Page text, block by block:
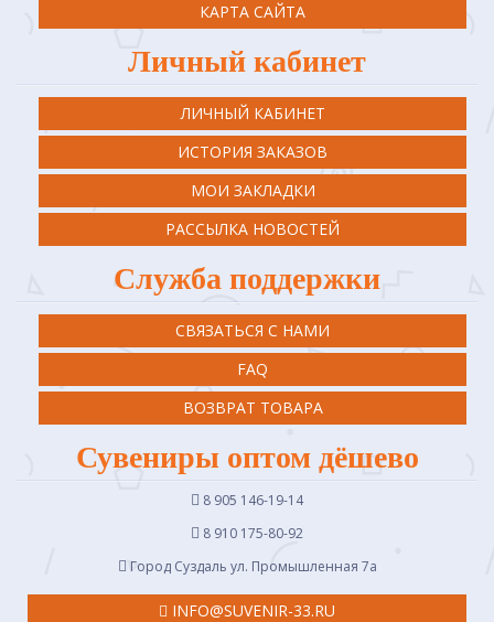
КАРТА САЙТА
Личный кабинет
ЛИЧНЫЙ КАБИНЕТ
ИСТОРИЯ ЗАКАЗОВ
МОИ ЗАКЛАДКИ
РАССЫЛКА НОВОСТЕЙ
Служба поддержки
СВЯЗАТЬСЯ С НАМИ
FAQ
ВОЗВРАТ ТОВАРА
Сувениры оптом дёшево
8 905 146-19-14
8 910 175-80-92
Город Суздаль ул. Промышленная 7a
INFO@SUVENIR-33.RU